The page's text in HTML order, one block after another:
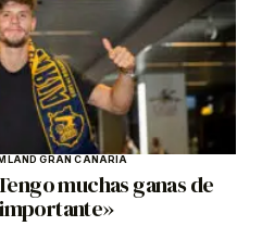
GRAN CANARIA
muchas ganas de